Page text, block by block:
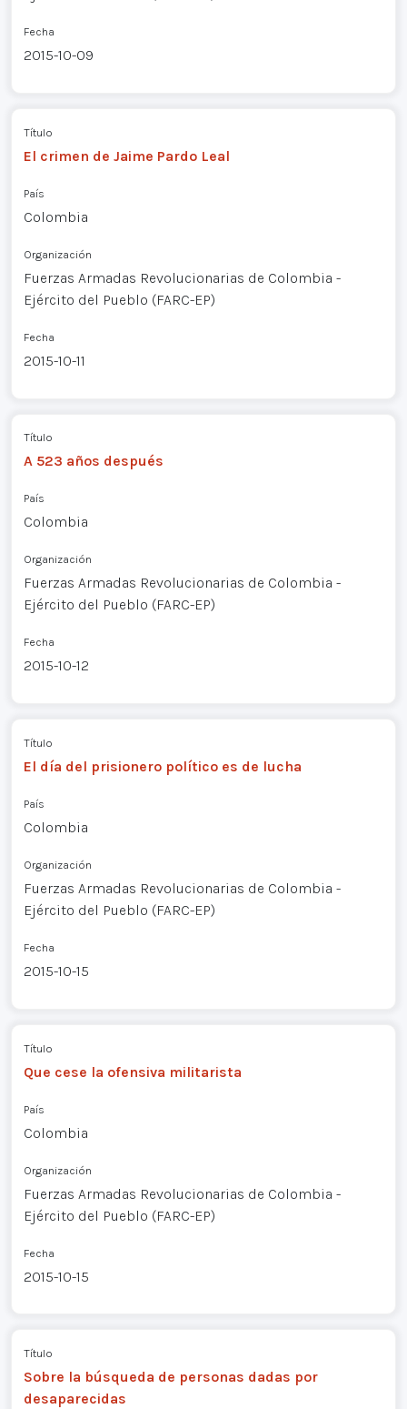
Fecha
2015-10-09
Título
El crimen de Jaime Pardo Leal
País
Colombia
Organización
Fuerzas Armadas Revolucionarias de Colombia -
Ejército del Pueblo (FARC-EP)
Fecha
2015-10-11
Título
A 523 años después
País
Colombia
Organización
Fuerzas Armadas Revolucionarias de Colombia -
Ejército del Pueblo (FARC-EP)
Fecha
2015-10-12
Título
El día del prisionero político es de lucha
País
Colombia
Organización
Fuerzas Armadas Revolucionarias de Colombia -
Ejército del Pueblo (FARC-EP)
Fecha
2015-10-15
Título
Que cese la ofensiva militarista
País
Colombia
Organización
Fuerzas Armadas Revolucionarias de Colombia -
Ejército del Pueblo (FARC-EP)
Fecha
2015-10-15
Título
Sobre la búsqueda de personas dadas por
desaparecidas